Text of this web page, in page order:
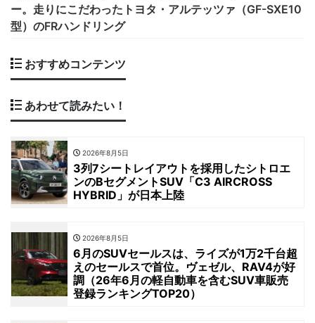
ー。走りにこだわったトヨタ・アルテッツァ（GF-SXE10
型）のFRハンドリング
おすすめコンテンツ
あわせて読みたい！
2026年8月5日
3列7シートレイアウトを採用したシトロエ
ンのBセグメントSUV「C3 AIRCROSS
HYBRID」が日本上陸
2026年8月5日
6月のSUVセールスは、ライズが1万2千台超
えのセールスで首位。ヴェゼル、RAV4が好
調（26年6月の軽自動車を含むSUV車販売
登録ランキングTOP20）